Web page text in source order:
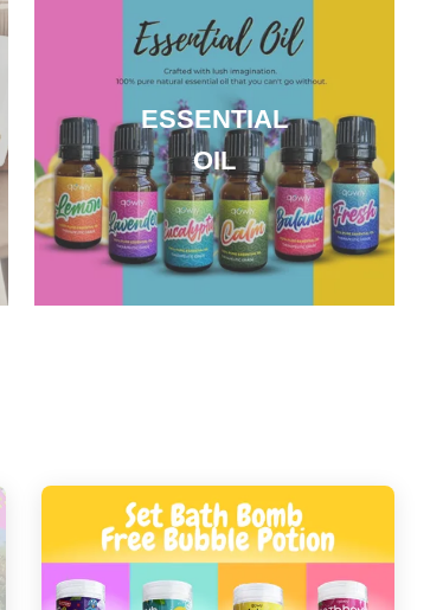
ESSENTIAL
OIL